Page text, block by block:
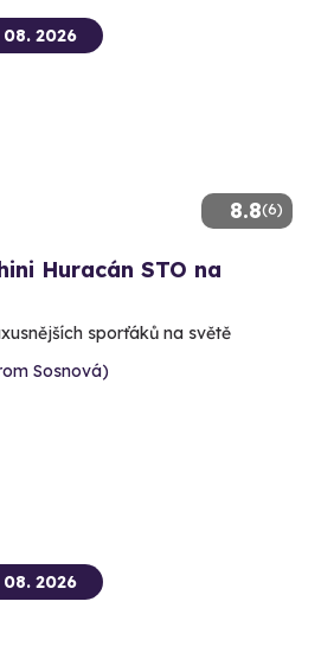
8.8(6)
2026
Huracán STO na
sporťáků na světě
Sosnová)
2026